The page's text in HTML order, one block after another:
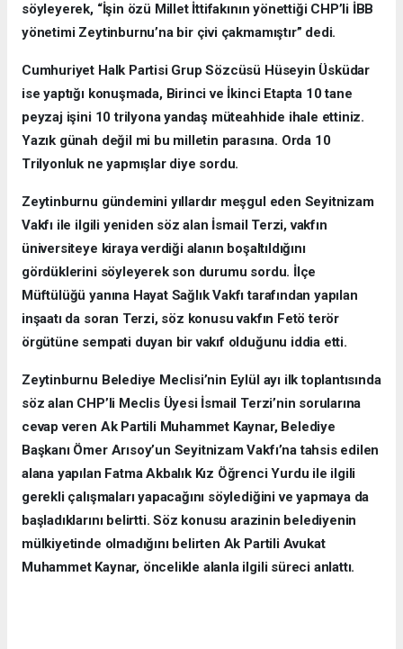
söyleyerek, “İşin özü Millet İttifakının yönettiği CHP’li İBB
yönetimi Zeytinburnu’na bir çivi çakmamıştır” dedi.
Cumhuriyet Halk Partisi Grup Sözcüsü Hüseyin Üsküdar
ise yaptığı konuşmada, Birinci ve İkinci Etapta 10 tane
peyzaj işini 10 trilyona yandaş müteahhide ihale ettiniz.
Yazık günah değil mi bu milletin parasına. Orda 10
Trilyonluk ne yapmışlar diye sordu.
Zeytinburnu gündemini yıllardır meşgul eden Seyitnizam
Vakfı ile ilgili yeniden söz alan İsmail Terzi, vakfın
üniversiteye kiraya verdiği alanın boşaltıldığını
gördüklerini söyleyerek son durumu sordu. İlçe
Müftülüğü yanına Hayat Sağlık Vakfı tarafından yapılan
inşaatı da soran Terzi, söz konusu vakfın Fetö terör
örgütüne sempati duyan bir vakıf olduğunu iddia etti.
Zeytinburnu Belediye Meclisi’nin Eylül ayı ilk toplantısında
söz alan CHP’li Meclis Üyesi İsmail Terzi’nin sorularına
cevap veren Ak Partili Muhammet Kaynar, Belediye
Başkanı Ömer Arısoy’un Seyitnizam Vakfı’na tahsis edilen
alana yapılan Fatma Akbalık Kız Öğrenci Yurdu ile ilgili
gerekli çalışmaları yapacağını söylediğini ve yapmaya da
başladıklarını belirtti. Söz konusu arazinin belediyenin
mülkiyetinde olmadığını belirten Ak Partili Avukat
Muhammet Kaynar, öncelikle alanla ilgili süreci anlattı.